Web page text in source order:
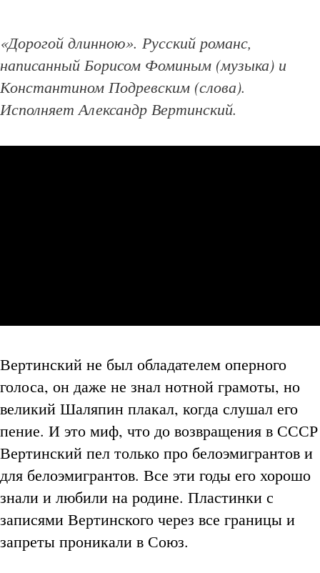
«Дорогой длинною». Русский романс,
написанный Борисом Фоминым (музыка) и
Константином Подревским (слова).
Исполняет Александр Вертинский.
Вертинский не был обладателем оперного
голоса, он даже не знал нотной грамоты, но
великий Шаляпин плакал, когда слушал его
пение. И это миф, что до возвращения в СССР
Вертинский пел только про белоэмигрантов и
для белоэмигрантов. Все эти годы его хорошо
знали и любили на родине. Пластинки с
записями Вертинского через все границы и
запреты проникали в Союз.